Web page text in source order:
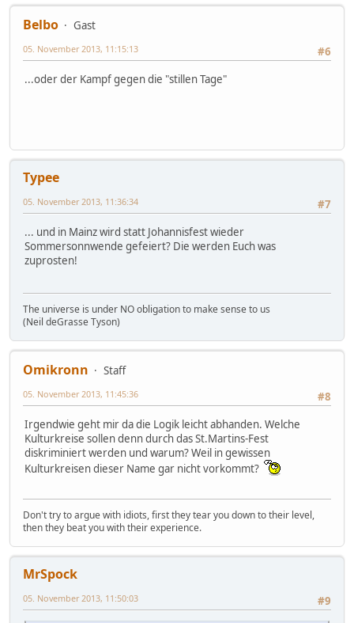
Belbo
Gast
#6
05. November 2013, 11:15:13
...oder der Kampf gegen die "stillen Tage"
Typee
#7
05. November 2013, 11:36:34
... und in Mainz wird statt Johannisfest wieder
Sommersonnwende gefeiert? Die werden Euch was
zuprosten!
The universe is under NO obligation to make sense to us
(Neil deGrasse Tyson)
Omikronn
Staff
#8
05. November 2013, 11:45:36
Irgendwie geht mir da die Logik leicht abhanden. Welche
Kulturkreise sollen denn durch das St.Martins-Fest
diskriminiert werden und warum? Weil in gewissen
Kulturkreisen dieser Name gar nicht vorkommt?
Don't try to argue with idiots, first they tear you down to their level,
then they beat you with their experience.
MrSpock
#9
05. November 2013, 11:50:03